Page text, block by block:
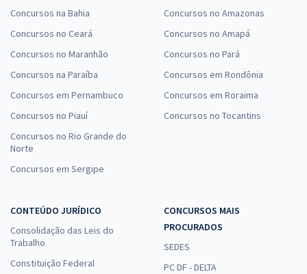
Concursos na Bahia
Concursos no Ceará
Concursos no Maranhão
Concursos na Paraíba
Concursos em Pernambuco
Concursos no Piauí
Concursos no Rio Grande do
Norte
Concursos em Sergipe
Concursos no Amazonas
Concursos no Amapá
Concursos no Pará
Concursos em Rondônia
Concursos em Roraima
Concursos no Tocantins
CONTEÚDO JURÍDICO
Consolidação das Leis do
Trabalho
Constituição Federal
CONCURSOS MAIS
PROCURADOS
SEDES
PC DF - DELTA